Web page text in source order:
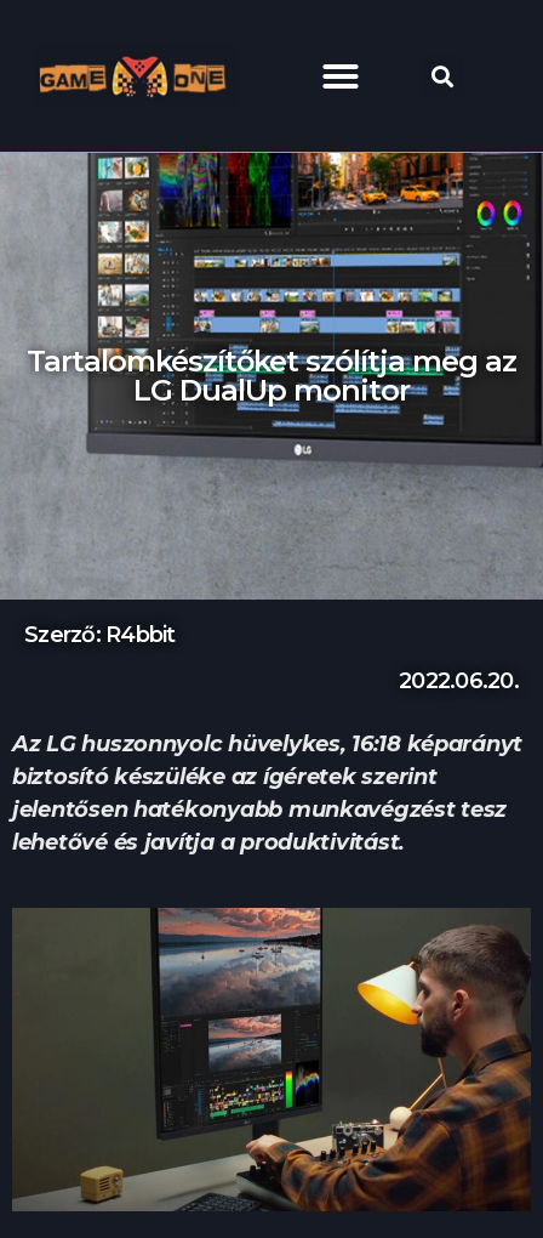
Tartalomkészítőket szólítja meg az
LG DualUp monitor
Szerző: R4bbit
2022.06.20.
Az LG huszonnyolc hüvelykes, 16:18 képarányt
biztosító készüléke az ígéretek szerint
jelentősen hatékonyabb munkavégzést tesz
lehetővé és javítja a produktivitást.